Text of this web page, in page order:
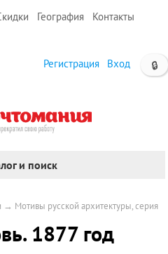
География
Контакты
🔒
Регистрация Вход
и поиск
→ Мотивы русской архитектуры, серия
1877 год